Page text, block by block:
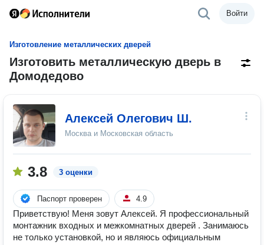
Войти
Изготовление металлических дверей
Изготовить металлическую дверь в
Домодедово
Алексей Олегович Ш.
Москва и Московская область
3.8 3 оценки
Паспорт проверен 4.9
Приветствую! Меня зовут Алексей. Я профессиональный
монтажник входных и межкомнатных дверей . Занимаюсь
не только установкой, но и являюсь официальным